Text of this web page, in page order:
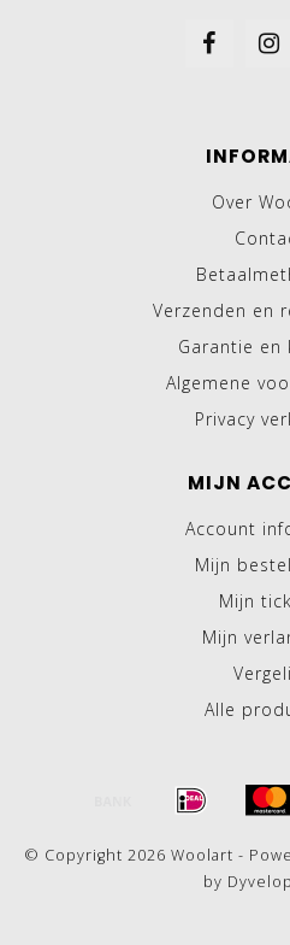
Over
Verzenden en
Garantie en
Algemene
Privacy
MIJN
Account
Mijn
Mijn
Mijn
Alle
© Copyright 2026 Woolart -
by